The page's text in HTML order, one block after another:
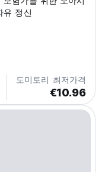
유 정신
도미토리 최저가격
€10.96